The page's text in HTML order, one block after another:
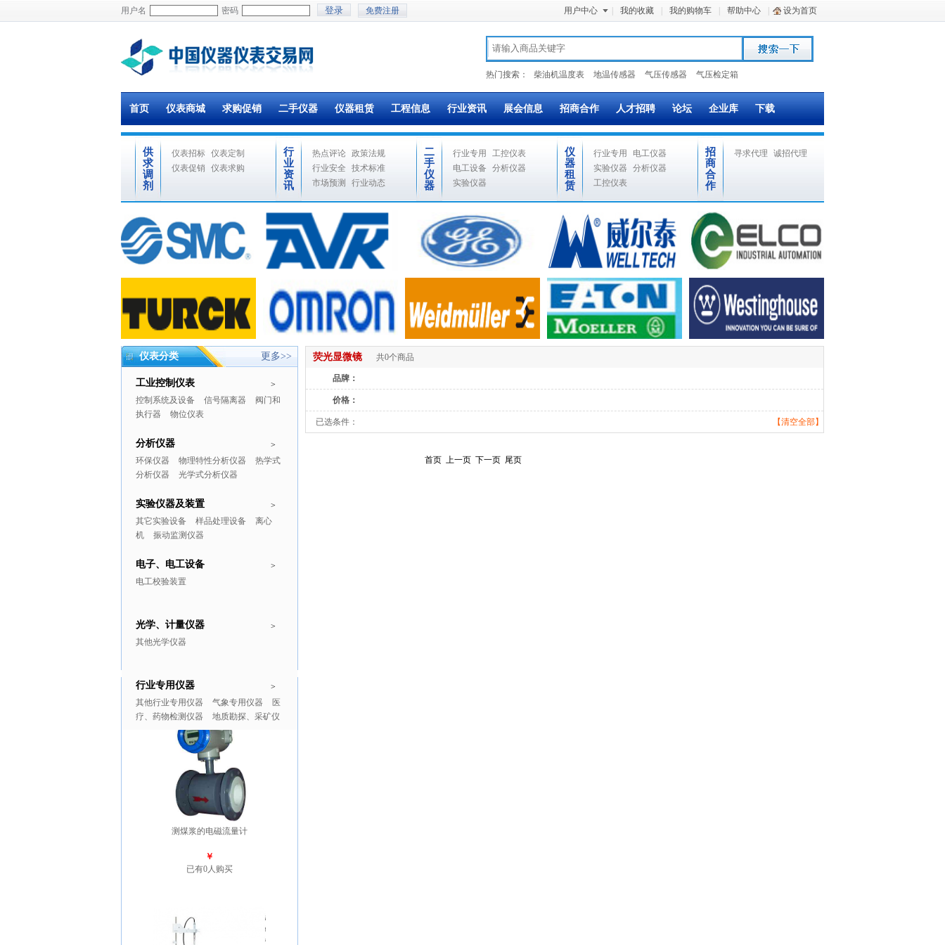
用户名 密码 免费注册 用户中心 我的收藏 我的购物车 帮助中心 设为首页
热门搜索： 柴油机温度表 地温传感器 气压传感器 气压检定箱
首页 仪表商城 求购促销 二手仪器 仪器租赁 工程信息 行业资讯 展会信息 招商合作 人才招聘 论坛 企业库 下载
供
求
调
剂
仪表招标 仪表定制
仪表促销
仪表求购
行
业
资
讯
热点评论 政策法规
行业安全
技术标准
市场预测
行业动态
二
手
仪
器
行业专用
工控仪表
电工设备
分析仪器
实验仪器
仪
器
租
赁
行业专用
电工仪器
实验仪器
分析仪器
工控仪表
招
商
合
作
寻求代理 诚招代理
仪表分类 更多>>
>
工业控制仪表
控制系统及设备 信号隔离器
阀门和
执行器
物位仪表
>
分析仪器
环保仪器 物理特性分析仪器
热学式
分析仪器
光学式分析仪器
>
实验仪器及装置
其它实验设备 样品处理设备
离心
机
振动监测仪器
>
电子、电工设备
电工校验装置
>
光学、计量仪器
其他光学仪器
>
行业专用仪器
其他行业专用仪器 气象专用仪器
医
疗、药物检测仪器
地质勘探、采矿仪
推广商品 更多>>
测煤浆的电磁流量计
￥
已有0人购买
荧光显微镜 共0个商品
品牌：
价格：
【清空全部】
已选条件：
首页 上一页 下一页 尾页